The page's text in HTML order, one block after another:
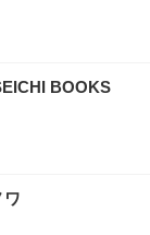
BOOKS
ワ